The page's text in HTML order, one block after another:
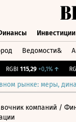
Инвестиции
Ведомости&
RGBI 115,29 +0,1% ↑
рынке: меры,
компаний /